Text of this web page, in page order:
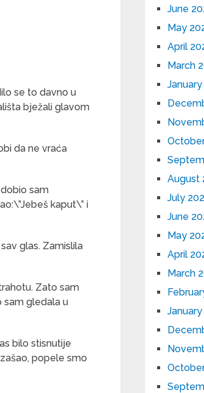
se to davno u
bježali glavom
da ne vraća
sam
kaput\” i
glas. Zamislila
Zato sam
sam gledala u
bilo stisnutije
popele smo
June
May
April
March
August
July
June
May
April
March